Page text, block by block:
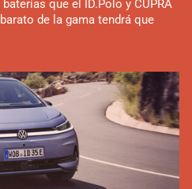
que el ID.Polo y CUPRA
de la gama tendrá que